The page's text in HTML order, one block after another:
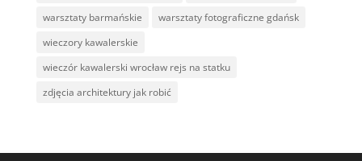
warsztaty barmańskie
warsztaty fotograficzne gdańsk
wieczory kawalerskie
wieczór kawalerski wrocław rejs na statku
zdjęcia architektury jak robić